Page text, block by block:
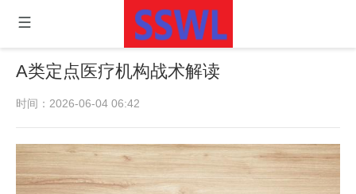
A类定点医疗机构战术解读
时间：2026-06-04 06:42